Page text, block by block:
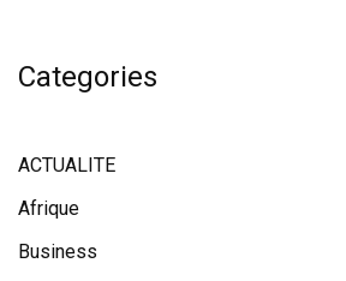
Categories
ACTUALITE
Afrique
Business